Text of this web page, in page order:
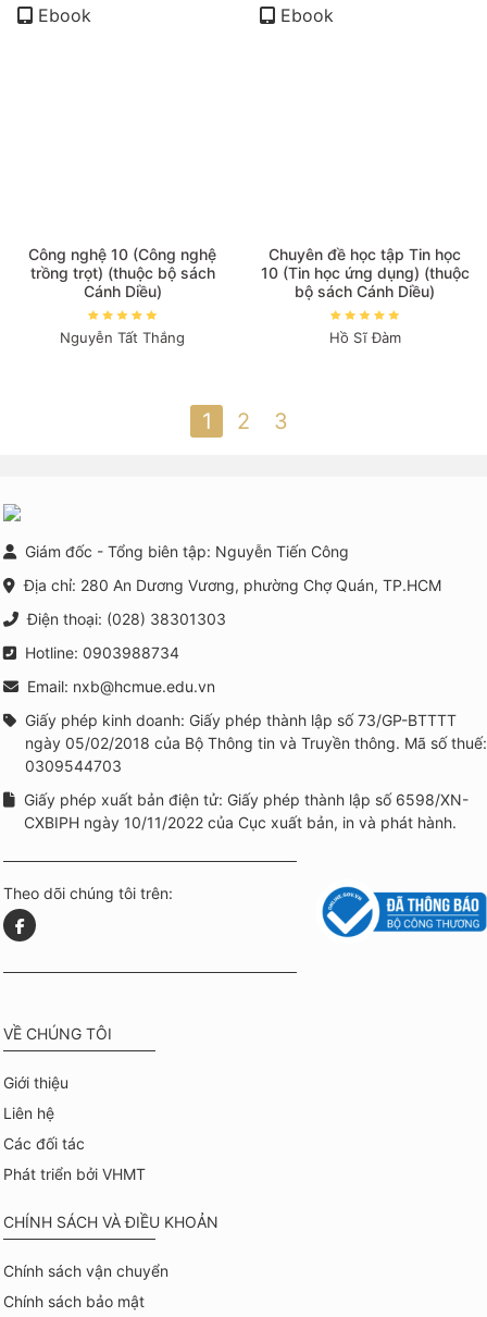
Ebook
Công nghệ 10 (Công nghệ
trồng trọt) (thuộc bộ sách
Cánh Diều)
Nguyễn Tất Thắng
Ebook
Chuyên đề học tập Tin học
10 (Tin học ứng dụng) (thuộc
bộ sách Cánh Diều)
Hồ Sĩ Đàm
1 2 3
Giám đốc - Tổng biên tập: Nguyễn Tiến Công
Địa chỉ: 280 An Dương Vương, phường Chợ Quán, TP.HCM
Điện thoại: (028) 38301303
Hotline: 0903988734
Email: nxb@hcmue.edu.vn
Giấy phép kinh doanh: Giấy phép thành lập số 73/GP-BTTTT
ngày 05/02/2018 của Bộ Thông tin và Truyền thông. Mã số thuế:
0309544703
Giấy phép xuất bản điện tử: Giấy phép thành lập số 6598/XN-
CXBIPH ngày 10/11/2022 của Cục xuất bản, in và phát hành.
Theo dõi chúng tôi trên:
VỀ CHÚNG TÔI
Giới thiệu
Liên hệ
Các đối tác
Phát triển bởi VHMT
CHÍNH SÁCH VÀ ĐIỀU KHOẢN
Chính sách vận chuyển
Chính sách bảo mật